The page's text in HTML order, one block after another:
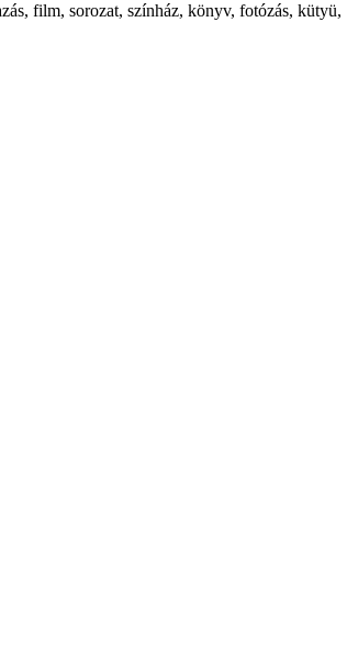
film, sorozat, színház, könyv, fotózás, kütyü,